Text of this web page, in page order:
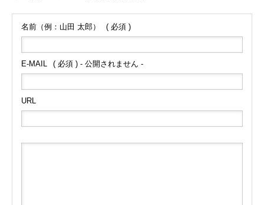
名前（例：山田 太郎） ( 必須 )
E-MAIL ( 必須 ) - 公開されません -
URL